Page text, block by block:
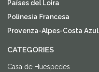
Países del Loira
Polinesia Francesa
Provenza-Alpes-Costa Azul
CATEGORIES
Casa de Huespedes